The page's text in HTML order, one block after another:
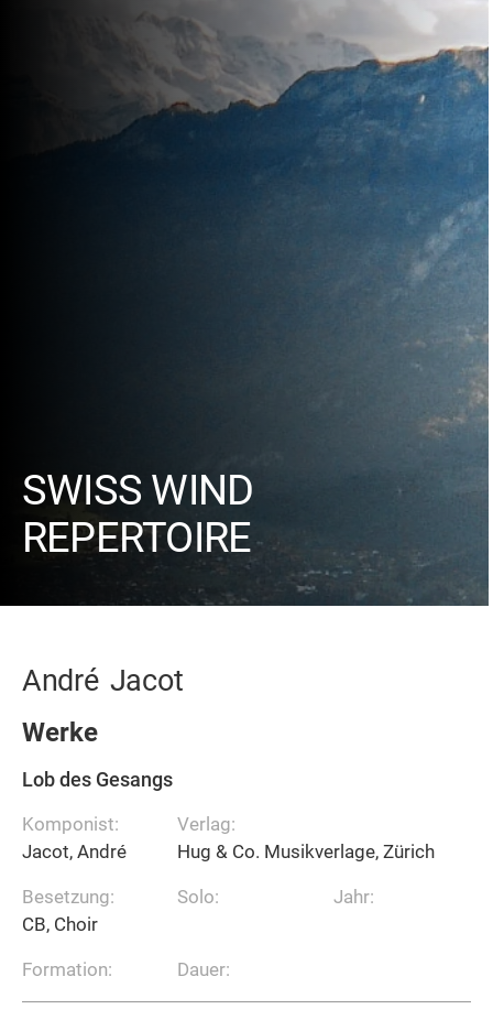
SWISS WIND
REPERTOIRE
André Jacot
Werke
Lob des Gesangs
Komponist:
Jacot, André
Besetzung:
CB, Choir
Formation:
Verlag:
Hug & Co. Musikverlage, Zürich
Solo:
Dauer:
Jahr: